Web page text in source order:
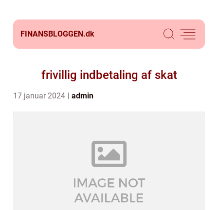
FINANSBLOGGEN.dk
frivillig indbetaling af skat
17 januar 2024 admin